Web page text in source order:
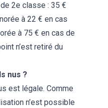
2e classe : 35 €
à 22 € en cas
à 75 € en cas de
n’est retiré du
nus ?
est légale. Comme
n’est possible